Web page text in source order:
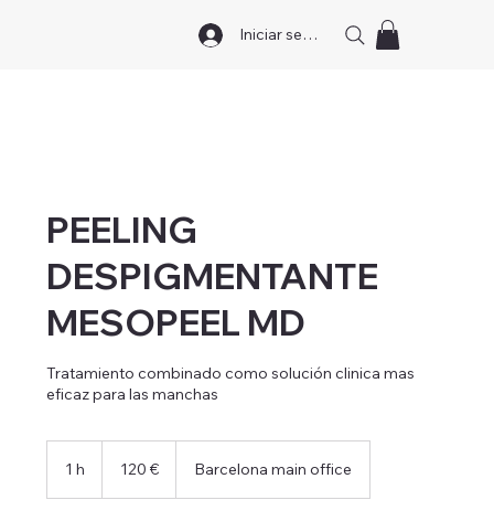
Iniciar sesión
PEELING
DESPIGMENTANTE
MESOPEEL MD
Tratamiento combinado como solución clinica mas
eficaz para las manchas
1 h 120 € Barcelona main office